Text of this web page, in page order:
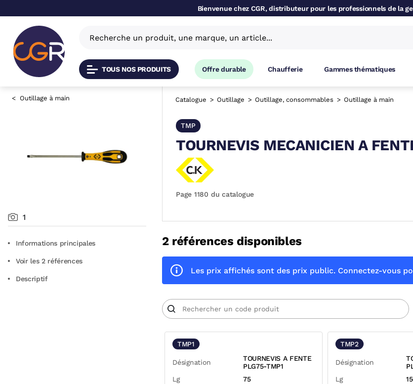
Bienvenue chez CGR, distributeur pour les professionnels de la
TOUS NOS PRODUITS Offre durable Chaufferie Gammes thématiques
Outillage à main
1
Informations principales
Voir les 2 références
Descriptif
Catalogue Outillage Outillage, consommables Outillage à main
TMP
TOURNEVIS MECANICIEN A
Page 1180 du catalogue
2 références disponibles
Les prix affichés sont des prix public. Connectez-vous
TMP1
Désignation
TOURNEVIS A FENTE
PLG75-TMP1
Lg
75
TMP2
Désignation
Lg